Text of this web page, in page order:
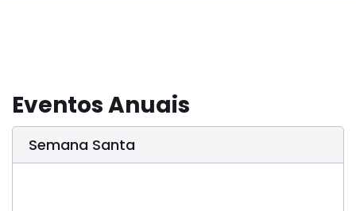
Eventos Anuais
Semana Santa